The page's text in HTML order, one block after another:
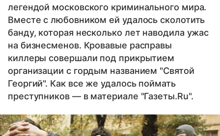
легендой московского криминального мира.
Вместе с любовником ей удалось сколотить
банду, которая несколько лет наводила ужас
на бизнесменов. Кровавые расправы
киллеры совершали под прикрытием
организации с гордым названием "Святой
Георгий". Как все же удалось поймать
преступников — в материале "Газеты.Ru".